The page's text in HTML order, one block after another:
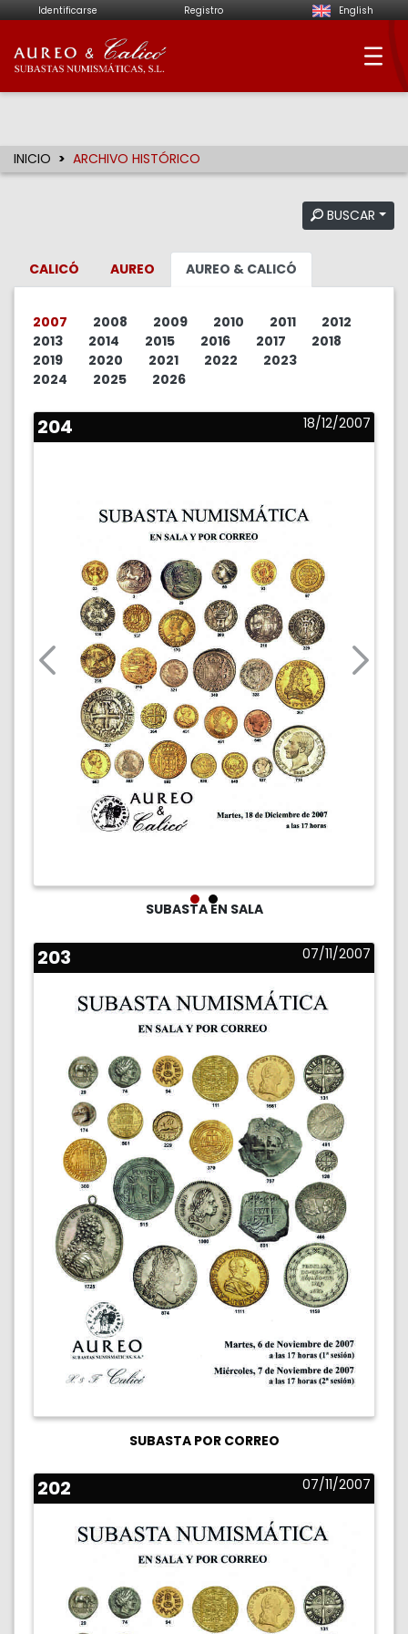
Identificarse Registro English
Aureo & Calicó -
INICIO ARCHIVO HISTÓRICO
BUSCAR
CALICÓ AUREO AUREO & CALICÓ
2007 2008 2009 2010 2011
2012
2013
2014 2015 2016 2017
2018
2019
2020 2021 2022
2023
2024
2025 2026
204 18/12/2007
SUBASTA EN SALA
203 07/11/2007
SUBASTA POR CORREO
202 07/11/2007